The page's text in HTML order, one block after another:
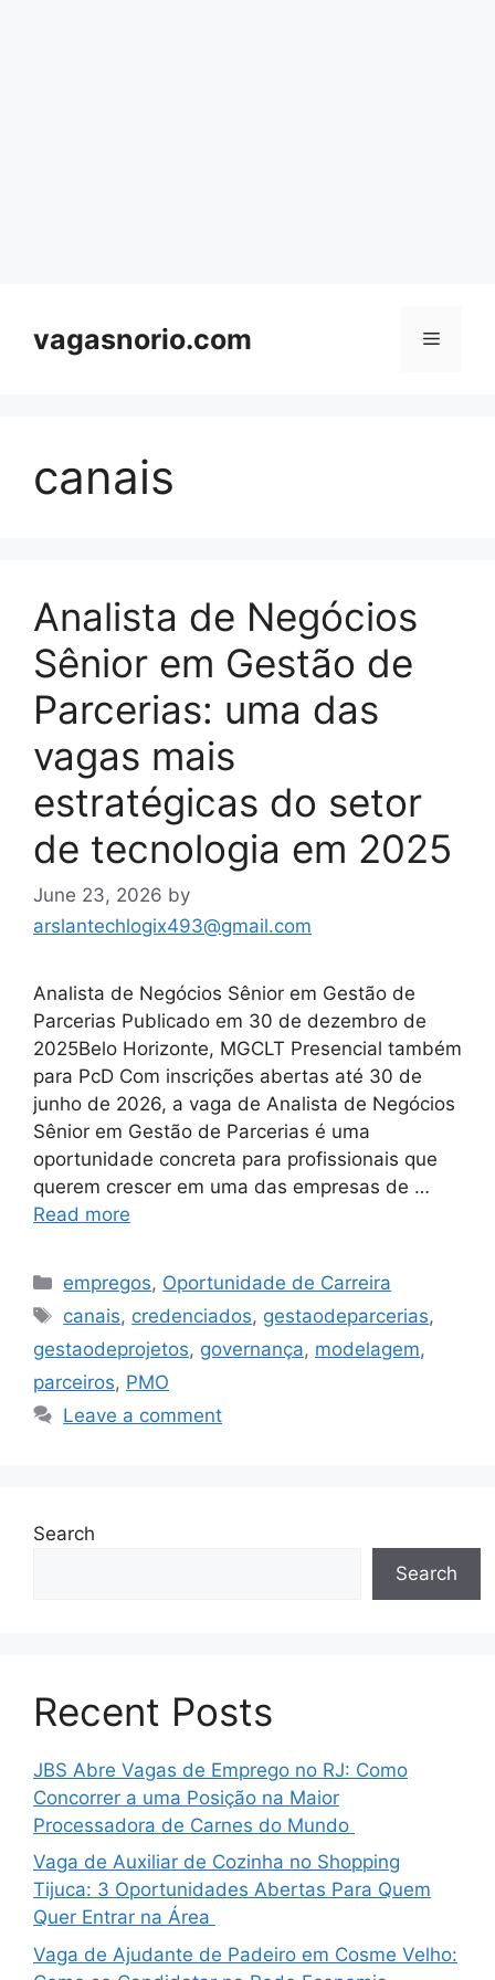
vagasnorio.com Menu
canais
Analista de Negócios
Sênior em Gestão de
Parcerias: uma das
vagas mais
estratégicas do setor
de tecnologia em 2025
June 23, 2026 by
arslantechlogix493@gmail.com
Analista de Negócios Sênior em Gestão de
Parcerias Publicado em 30 de dezembro de
2025Belo Horizonte, MGCLT Presencial também
para PcD Com inscrições abertas até 30 de
junho de 2026, a vaga de Analista de Negócios
Sênior em Gestão de Parcerias é uma
oportunidade concreta para profissionais que
querem crescer em uma das empresas de …
Read more
Categories
empregos, Oportunidade de Carreira
Tags
canais, credenciados, gestaodeparcerias,
gestaodeprojetos, governança, modelagem,
parceiros, PMO
Leave a comment
Search
Search
Recent Posts
JBS Abre Vagas de Emprego no RJ: Como
Concorrer a uma Posição na Maior
Processadora de Carnes do Mundo
Vaga de Auxiliar de Cozinha no Shopping
Tijuca: 3 Oportunidades Abertas Para Quem
Quer Entrar na Área
Vaga de Ajudante de Padeiro em Cosme Velho: